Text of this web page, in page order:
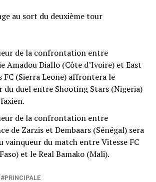
au sort du deuxième tour
de la confrontation entre
Amadou Diallo (Côte d’Ivoire) et East
FC (Sierra Leone) affrontera le
du duel entre Shooting Stars (Nigeria)
de la confrontation entre
de Zarzis et Dembaars (Sénégal) sera
vainqueur du match entre Vitesse FC
et le Real Bamako (Mali).
PRINCIPALE